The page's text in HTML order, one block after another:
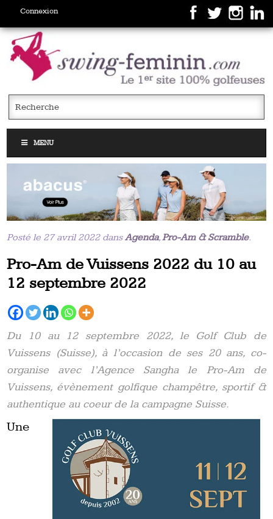
Connexion
MENU
Posté le 27 avril 2022 dansAgenda,Pro-Am & Scramble.
Pro-Am de Vuissens 2022 du 10 au
12 septembre 2022
Du 10 au 12 septembre 2022, le Golf Club de
Vuissens (Suisse), à l’occasion de ses 20 ans, co-
organise avec l’Agence Sangha le Pro-Am de
Vuissens, évènement golfique champêtre, sportif &
authentique au coeur de la campagne Suisse.
Une